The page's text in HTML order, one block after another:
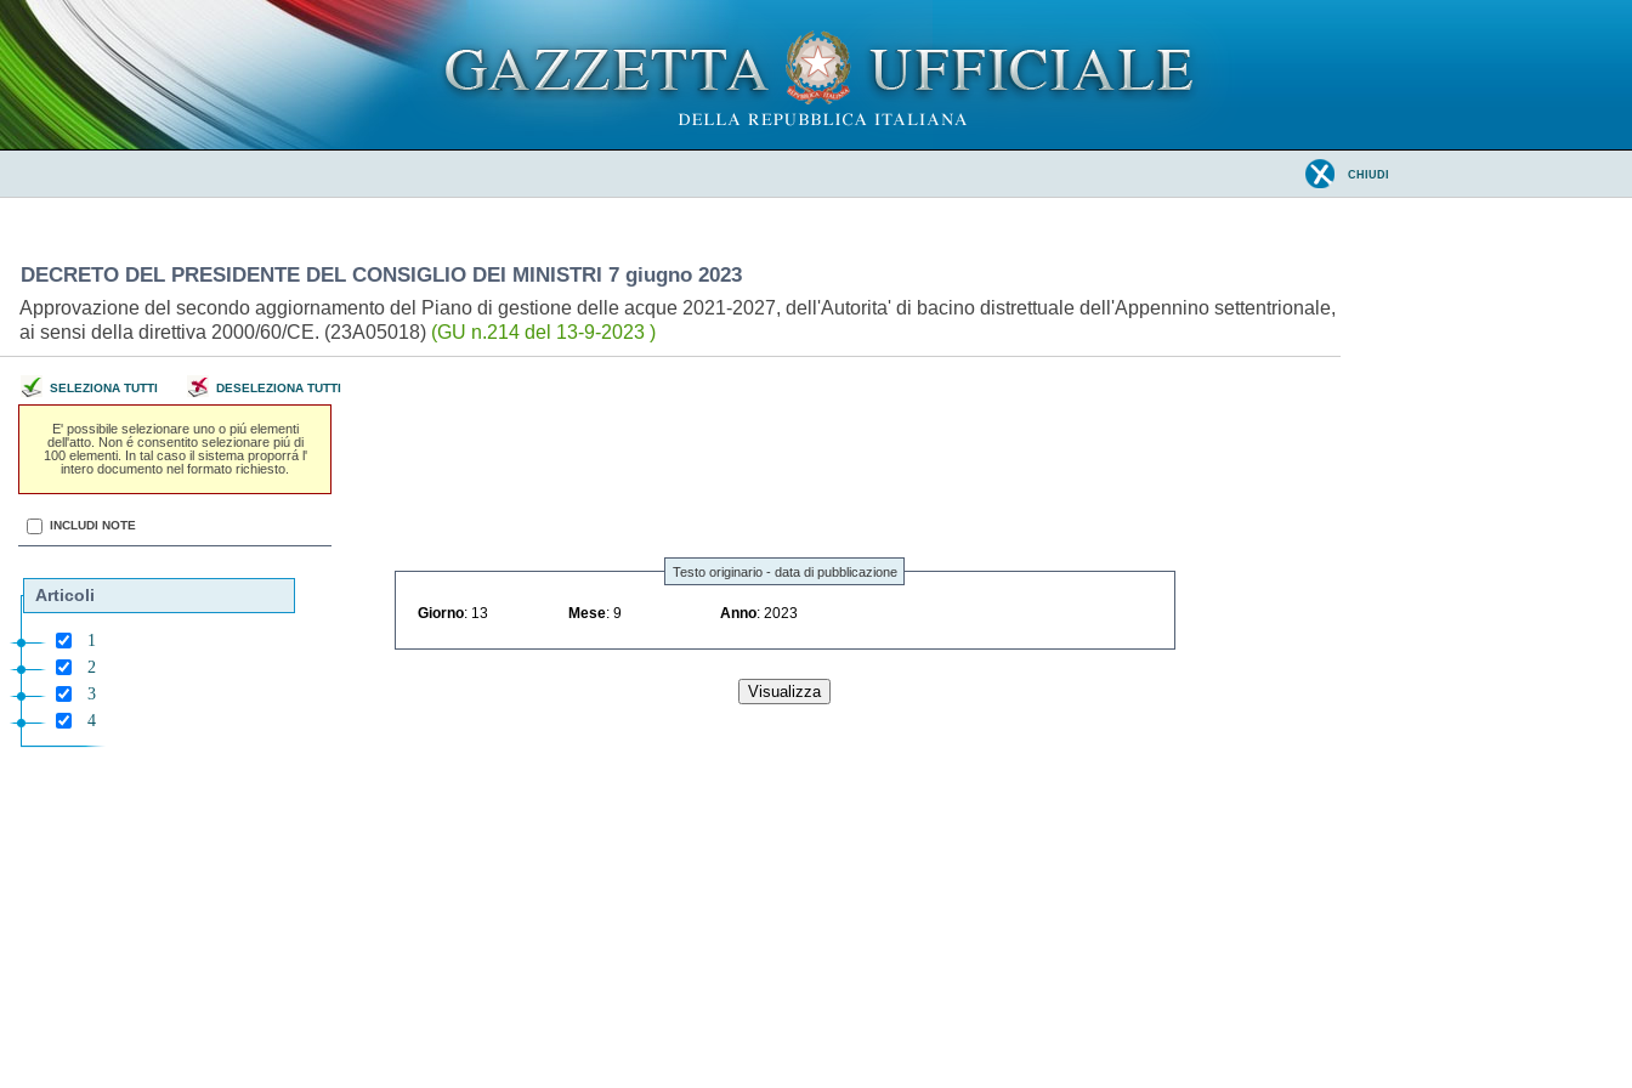
CHIUDI
DECRETO DEL PRESIDENTE DEL CONSIGLIO DEI MINISTRI 7 giugno 2023
Approvazione del secondo aggiornamento del Piano di gestione delle acque 2021-2027, dell'Autorita' di bacino distrettuale dell'Appennino settentrionale,
ai sensi della direttiva 2000/60/CE. (23A05018) (GU n.214 del 13-9-2023 )
SELEZIONA TUTTI DESELEZIONA TUTTI
E' possibile selezionare uno o piú elementi
dell'atto. Non é consentito selezionare piú di
100 elementi. In tal caso il sistema proporrá l'
intero documento nel formato richiesto.
INCLUDI NOTE
Articoli
1
2
3
4
Testo originario - data di pubblicazione
Giorno : 13 Mese : 9 Anno : 2023